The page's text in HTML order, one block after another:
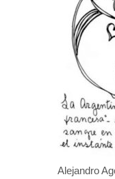
Alejandro